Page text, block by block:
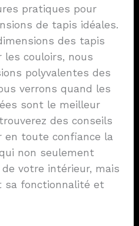
pratiques pour
de tapis idéales.
des tapis
couloirs, nous
polyvalentes des
verrons quand les
sont le meilleur
des conseils
en toute confiance la
non seulement
votre intérieur, mais
sa fonctionnalité et